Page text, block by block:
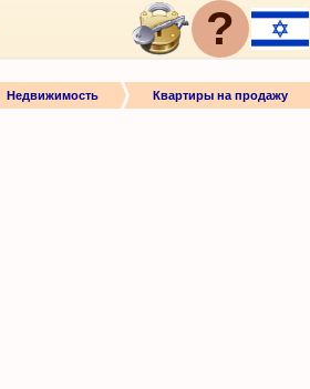
?
Недвижимость Квартиры на продажу